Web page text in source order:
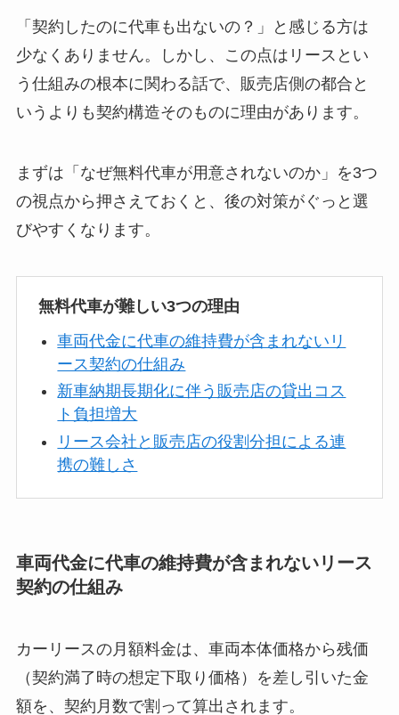
「契約したのに代車も出ないの？」と感じる方は
少なくありません。しかし、この点はリースとい
う仕組みの根本に関わる話で、販売店側の都合と
いうよりも契約構造そのものに理由があります。
まずは「なぜ無料代車が用意されないのか」を3つ
の視点から押さえておくと、後の対策がぐっと選
びやすくなります。
無料代車が難しい3つの理由
車両代金に代車の維持費が含まれないリ
ース契約の仕組み
新車納期長期化に伴う販売店の貸出コス
ト負担増大
リース会社と販売店の役割分担による連
携の難しさ
車両代金に代車の維持費が含まれないリース
契約の仕組み
カーリースの月額料金は、車両本体価格から残価
（契約満了時の想定下取り価格）を差し引いた金
額を、契約月数で割って算出されます。